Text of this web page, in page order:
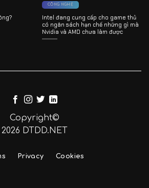
CÔNG NGHỆ
Intel đang cung cấp cho game thủ
có ngân sách hạn chế những gì mà
Nvidia và AMD chưa làm được
Copyright©
2026 DTDD.NET
Privacy Cookies